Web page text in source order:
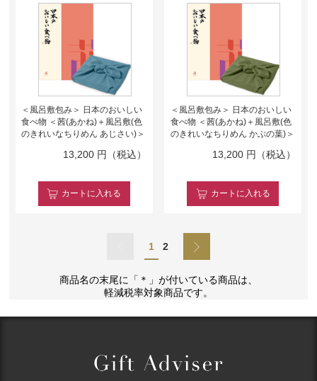
＜風呂敷包み＞ 日本のおいしい
食べ物 ＜茜(あかね)＋風呂敷(色
のきれいなちりめん あじさい)＞
13,200 円（税込）
カート に入れる
＜風呂敷包み＞ 日本のおいしい
食べ物 ＜茜(あかね)＋風呂敷(色
のきれいなちりめん かぶの葉)＞
13,200 円（税込）
カート に入れる
1 2
商品名の末尾に「＊」が付いている商品は、
軽減税率対象商品です。